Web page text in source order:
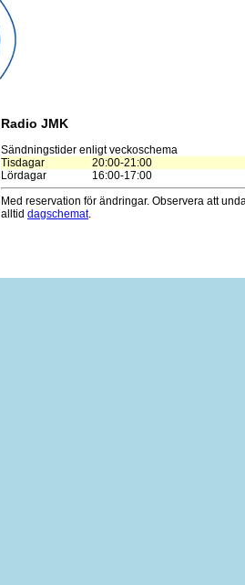
Radio JMK
Sändningstider enligt veckoschema
Tisdagar
20:00-21:00
Lördagar
16:00-17:00
Med reservation för ändringar. Observera att
alltid dagschemat.